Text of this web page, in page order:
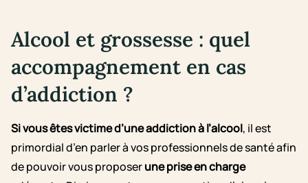
Alcool et grossesse : quel
accompagnement en cas
d’addiction ?
Si vous êtes victime d’une addiction à l’alcool, il est
primordial d’en parler à vos professionnels de santé afin
de pouvoir vous proposerune prise en charge